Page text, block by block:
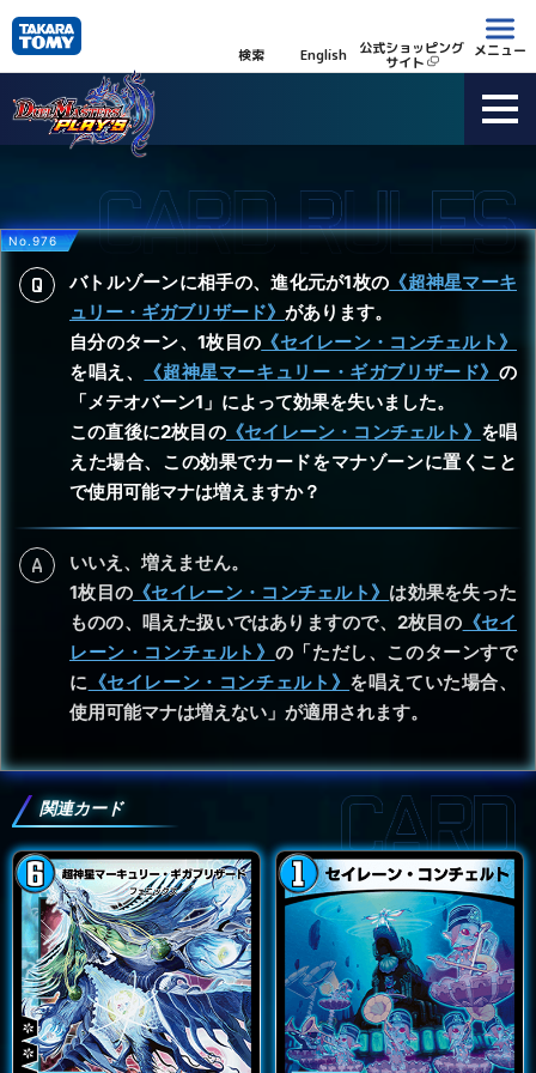
検索 English 公式ショッピング
サイト
メニュー
No.976
バトルゾーンに相手の、進化元が1枚の 《超神星マーキ
ュリー・ギガブリザード》 があります。
自分のターン、1枚目の 《セイレーン・コンチェルト》
を唱え、
《超神星マーキュリー・ギガブリザード》の
「メテオバーン1」によって効果を失いました。
この直後に2枚目の《セイレーン・コンチェルト》 を唱
えた場合、この効果でカードをマナゾーンに置くこと
で使用可能マナは増えますか？
いいえ、増えません。
1枚目の 《セイレーン・コンチェルト》 は効果を失った
ものの、唱えた扱いではありますので、2枚目の 《セイ
レーン・コンチェルト》 の「ただし、このターンすで
に 《セイレーン・コンチェルト》 を唱えていた場合、
使用可能マナは増えない」が適用されます。
関連カード